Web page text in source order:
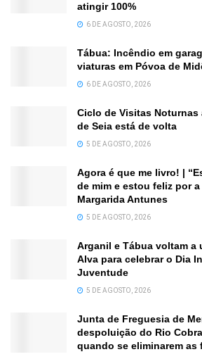
atingir 100%
6 DE AGOSTO, 2026
Tábua: Incêndio em
viaturas em Póvoa de
6 DE AGOSTO, 2026
Ciclo de Visitas
de Seia está de volta
5 DE AGOSTO, 2026
Agora é que me livro! |
de mim e estou feliz por
Margarida Antunes
5 DE AGOSTO, 2026
Arganil e Tábua voltam a
Alva para celebrar o Dia
Juventude
5 DE AGOSTO, 2026
Junta de Freguesia de
despoluição do Rio
quando se eliminarem as